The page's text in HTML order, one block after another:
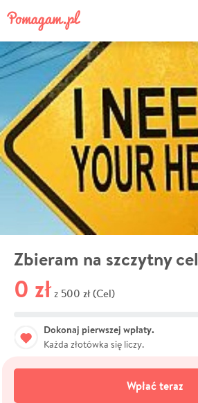
Zbieram na szczytny cel
0 zł z 500 zł (Cel)
Dokonaj pierwszej wpłaty.
Każda złotówka się liczy.
Wpłać teraz